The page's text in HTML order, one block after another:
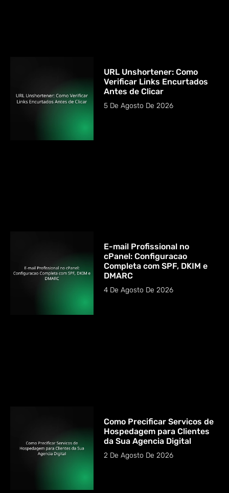
URL Unshortener: Como
Verificar Links Encurtados
Antes de Clicar
5 De Agosto De 2026
E-mail Profissional no
cPanel: Configuracao
Completa com SPF, DKIM e
DMARC
4 De Agosto De 2026
Como Precificar Servicos de
Hospedagem para Clientes
da Sua Agencia Digital
2 De Agosto De 2026